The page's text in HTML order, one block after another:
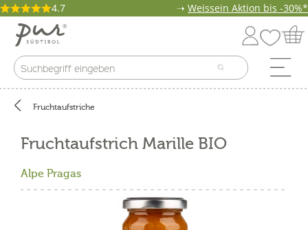
4.7 ➝ Weissein Aktion bis -30%*
Fruchtaufstriche
Fruchtaufstrich Marille BIO
Alpe Pragas